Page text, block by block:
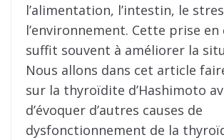
l’alimentation, l’intestin, le
l’environnement. Cette prise en
suffit souvent à améliorer la
Nous allons dans cet article
sur la thyroïdite d’Hashimoto
d’évoquer d’autres causes de
dysfonctionnement de la